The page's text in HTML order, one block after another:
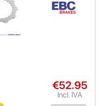
€52.95
Incl. IVA